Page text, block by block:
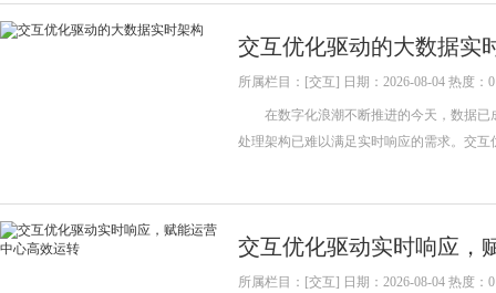
交互优化驱动的大数据实
所属栏目：[交互] 日期：2026-08-04 热度：0
在数字化浪潮不断推进的今天，数据已
处理架构已难以满足实时响应的需求。交
交互优化驱动实时响应，
所属栏目：[交互] 日期：2026-08-04 热度：0